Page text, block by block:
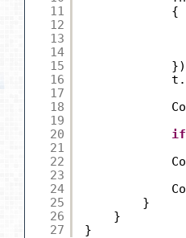
11
12
13
14
15
16
17
18
19
20
21
22
23
24
25
26
27
{
if
}
}
}